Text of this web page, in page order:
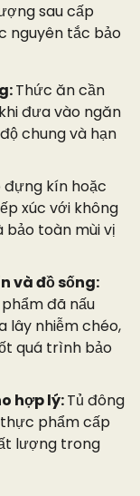
sau cấp
nguyên tắc bảo
Thức ăn cần
đưa vào ngăn
chung và hạn
đựng kín hoặc
xúc với không
bảo toàn mùi vị
và đồ sống:
đã nấu
lây nhiễm chéo,
quá trình bảo
hợp lý:Tủ đông
phẩm cấp
lượng trong